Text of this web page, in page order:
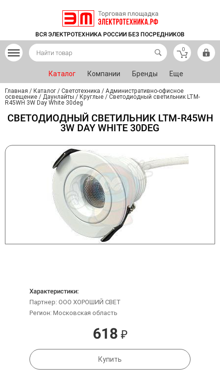
ВСЯ ЭЛЕКТРОТЕХНИКА РОССИИ БЕЗ ПОСРЕДНИКОВ
0
Каталог Компании Бренды Еще
Главная / Каталог / Светотехника / Административно-офисное
освещение / Даунлайты / Круглые / Светодиодный светильник LTM-
R45WH 3W Day White 30deg
СВЕТОДИОДНЫЙ СВЕТИЛЬНИК LTM-R45WH
3W DAY WHITE 30DEG
Характеристики:
Партнер: ООО ХОРОШИЙ СВЕТ
Регион: Московская область
618 ₽
Купить